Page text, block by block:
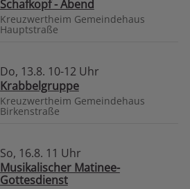
Schafkopf - Abend
Kreuzwertheim Gemeindehaus
Hauptstraße
Do, 13.8. 10-12 Uhr
Krabbelgruppe
Kreuzwertheim Gemeindehaus
Birkenstraße
So, 16.8. 11 Uhr
Musikalischer Matinee-
Gottesdienst